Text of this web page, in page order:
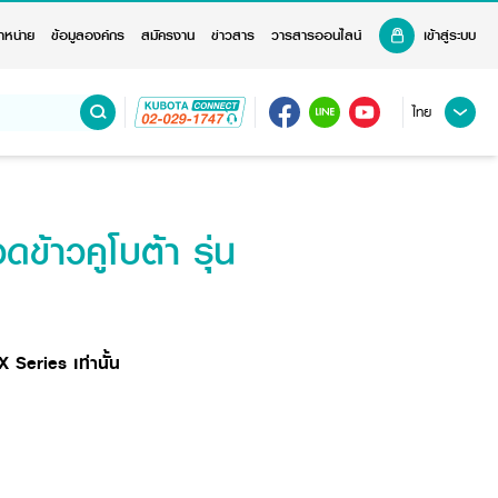
น่าย ข้อมูลองค์กร สมัครงาน ข่าวสาร วารสารออนไลน์ เข้าสู่ระบบ
ไทย
ข้าวคูโบต้า รุ่น
Series เท่านั้น